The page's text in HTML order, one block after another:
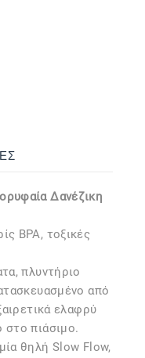
Δανέζικη
BPA, τοξικές
πλυντήριο
από
ελαφρύ
πιάσιμο.
θηλή Slow Flow,